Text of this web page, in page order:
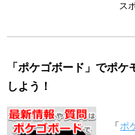
ス
「ポケゴボード」でポ
しよう！
「ポ